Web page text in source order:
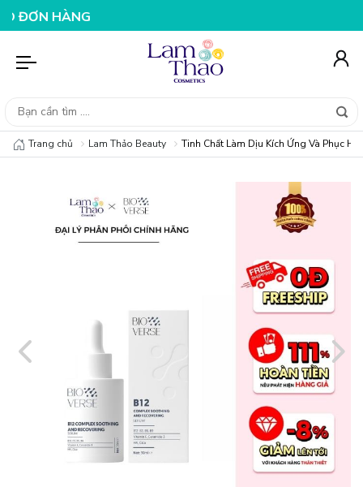
199KNHẬP MÃ T08FS25K - GIẢM NGAY 25K CHO
Trang chủ Lam Thảo Beauty Tinh Chất Làm Dịu Kích Ứng Và Phục